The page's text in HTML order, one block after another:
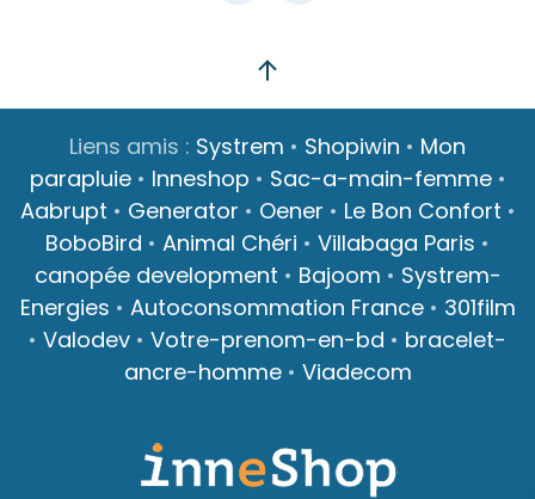
Liens amis : Systrem • Shopiwin • Mon
parapluie• Inneshop • Sac-a-main-femme•
Aabrupt • Generator • Oener • Le Bon Confort •
BoboBird • Animal Chéri • Villabaga Paris •
canopée development • Bajoom • Systrem-
Energies • Autoconsommation France• 301film
• Valodev • Votre-prenom-en-bd • bracelet-
ancre-homme• Viadecom